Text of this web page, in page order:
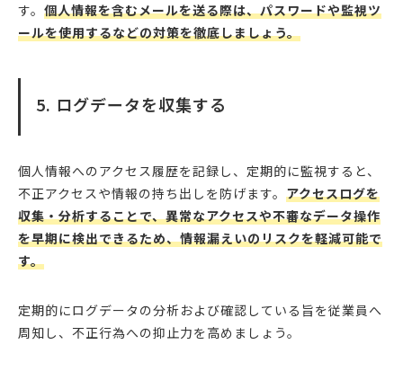
す。 個人情報を含むメールを送る際は、パスワードや監視ツ
ールを使用するなどの対策を徹底しましょう。
5. ログデータを収集する
個人情報へのアクセス履歴を記録し、定期的に監視すると、
不正アクセスや情報の持ち出しを防げます。 アクセスログを
収集・分析することで、異常なアクセスや不審なデータ操作
を早期に検出できるため、情報漏えいのリスクを軽減可能で
す。
定期的にログデータの分析および確認している旨を従業員へ
周知し、不正行為への抑止力を高めましょう。